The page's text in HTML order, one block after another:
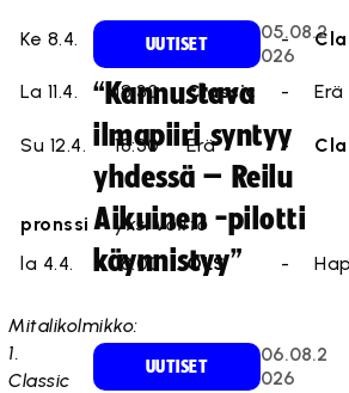
Ke 8.4. 18:30 Erä -
La 11.4. 18:30 Classic - Erä
Su 12.4. 18:30 Erä -
pronssi
yksi voitto
la 4.4.
18:00 OLS -
Mitalikolmikko:
1.
Classic
UUTISET
05.08.2
026
“Kannustava
ilmapiiri syntyy
yhdessä – Reilu
Aikuinen -pilotti
käynnistyy”
UUTISET
06.08.2
026